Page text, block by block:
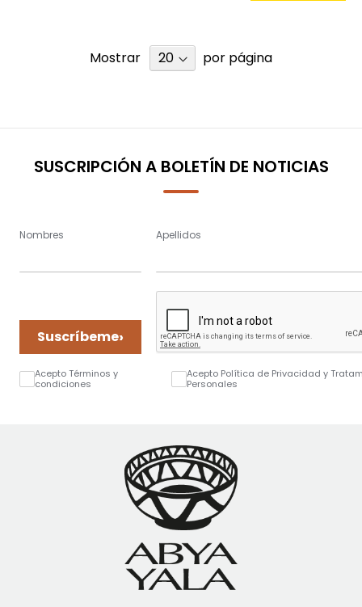
Mostrar por página
SUSCRIPCIÓN A BOLETÍN DE NOTICIAS
Nombres Apellidos
Suscríbeme›
Acepto Términos y
condiciones
Acepto Política de Privacidad y
Personales